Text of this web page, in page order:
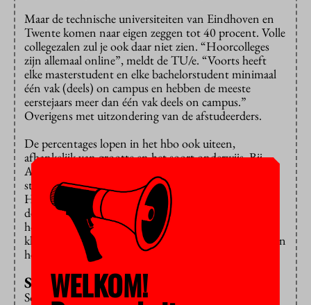
Maar de technische universiteiten van Eindhoven en
Twente komen naar eigen zeggen tot 40 procent. Volle
collegezalen zul je ook daar niet zien. “Hoorcolleges
zijn allemaal online”, meldt de TU/e. “Voorts heeft
elke masterstudent en elke bachelorstudent minimaal
één vak (deels) on campus en hebben de meeste
eerstejaars meer dan één vak deels on campus.”
Overigens met uitzondering van de afstudeerders.
De percentages lopen in het hbo ook uiteen,
afhankelijk van grootte en het soort onderwijs. Bij
Avans Hogescholen schatten ze een kwart van de
studenten in hun gebouwen kwijt te kunnen, bij de
Haagse Hogeschool en de Hogeschool Rotterdam zit
de maximale capaciteit nu op 40 procent. Een kleine
hogeschool als Driestar Educatief werkt met halve
klassen en kan bijna de helft van de studenten lessen in
het echt laten volgen.
Stadion
Sommige instellingen verzinnen iets slims om
WELKOM!